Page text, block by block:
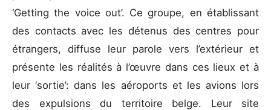
‘Getting the voice out’. Ce groupe, en établissant
des contacts avec les détenus des centres pour
étrangers, diffuse leur parole vers l’extérieur et
présente les réalités à l’œuvre dans ces lieux et à
leur ‘sortie’: dans les aéroports et les avions lors
des expulsions du territoire belge. Leur site